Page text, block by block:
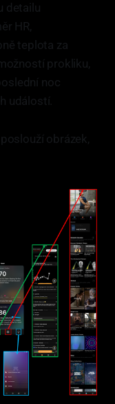
detailu
HR,
teplota za
prokliku,
noc
událostí.
obrázek,